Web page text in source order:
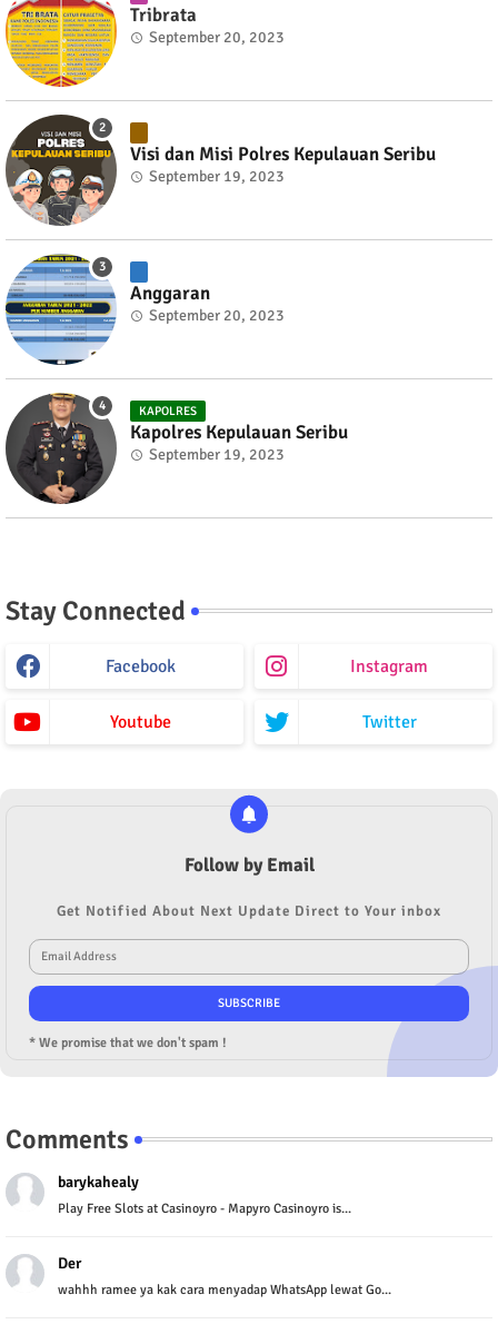
Tribrata
September 20, 2023
Visi dan Misi Polres Kepulauan Seribu
September 19, 2023
Anggaran
September 20, 2023
KAPOLRES
Kapolres Kepulauan Seribu
September 19, 2023
Stay Connected
Facebook Instagram
Youtube Twitter
Follow by Email
Get Notified About Next Update Direct to Your inbox
* We promise that we don't spam !
Comments
barykahealy
Play Free Slots at Casinoyro - Mapyro Casinoyro is...
Der
wahhh ramee ya kak cara menyadap WhatsApp lewat Go...